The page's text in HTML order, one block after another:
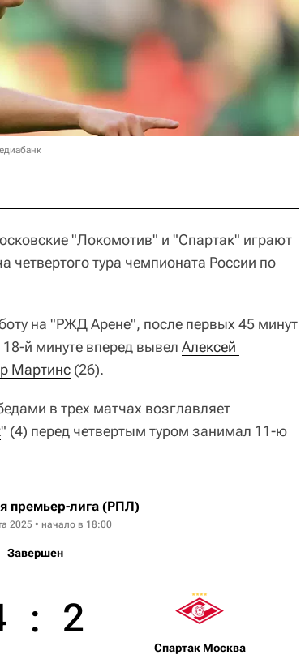
"Локомотив" и "Спартак" играют
четвертого тура чемпионата России по
на "РЖД Арене", после первых 45 минут
18-й минуте вперед вывел Алексей
Мартинс (26).
в трех матчах возглавляет
" (4) перед четвертым туром занимал 11-ю
премьер-лига (РПЛ)
2025 • начало в 18:00
Завершен
: 2
Спартак Москва